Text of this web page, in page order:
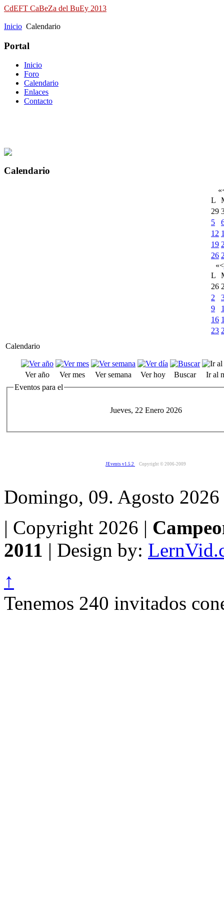
CdEFT CaBeZa del BuEy 2013
Inicio Calendario
Portal
Inicio
Foro
Calendario
Enlaces
Contacto
Calendario
«
L
29
5
12
19
26
«<
L
26
2
9
16
23
Calendario
Ver año Ver mes Ver semana Ver hoy Buscar
Ir al
Eventos para el
Jueves, 22 Enero 2026
JEvents v1.5.2 Copyright © 2006-2009
Domingo, 09. Agosto 2026
| Copyright 2026 |
2011 | Design by:
↑
Tenemos 240 invitados